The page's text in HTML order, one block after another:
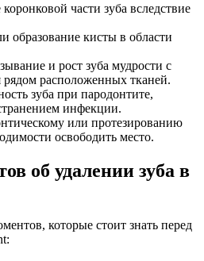
части зуба вследствие
образование кисты в области
и рост зуба мудрости с
расположенных тканей.
зуба при пародонтите,
инфекции.
или протезированию
освободить место.
об удалении зуба в
которые стоит знать перед